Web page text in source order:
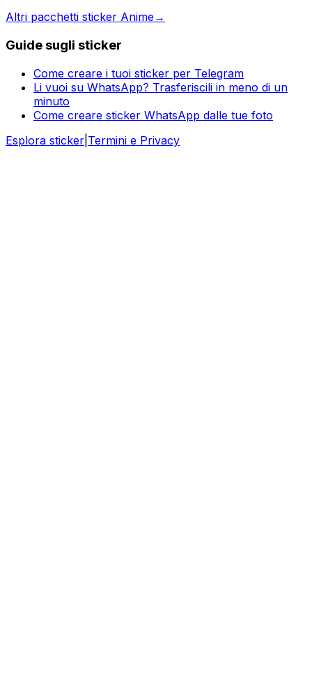
Altri pacchetti sticker Anime→
Guide sugli sticker
Come creare i tuoi sticker per Telegram
Li vuoi su WhatsApp? Trasferiscili in meno di un
minuto
Come creare sticker WhatsApp dalle tue foto
Esplora sticker Termini e Privacy